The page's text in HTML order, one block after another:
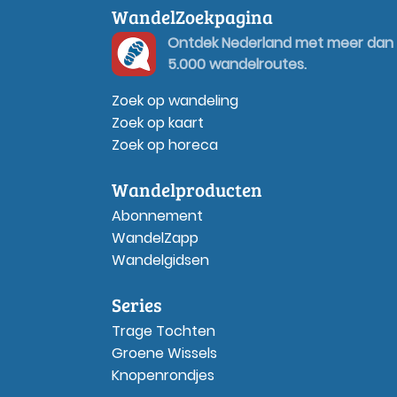
WandelZoekpagina
Ontdek Nederland met meer dan
5.000 wandelroutes.
Zoek op wandeling
Zoek op kaart
Zoek op horeca
Wandelproducten
Abonnement
WandelZapp
Wandelgidsen
Series
Trage Tochten
Groene Wissels
Knopenrondjes